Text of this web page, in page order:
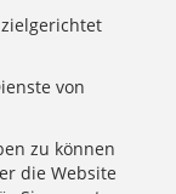
nach Rom
von
zu können
die Website